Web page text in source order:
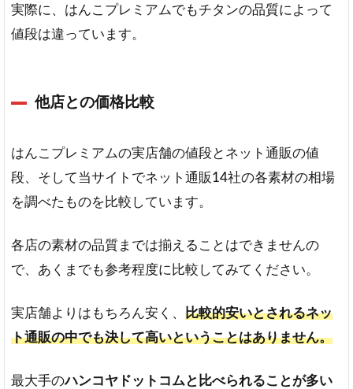
実際に、はんこプレミアムでもチタンの品質によって
値段は違っています。
他店との価格比較
はんこプレミアムの実店舗の値段とネット通販の値
段、そして当サイトでネット通販14社の各素材の相場
を調べたものを比較しています。
各店の素材の品質までは揃えることはできませんの
で、あくまでも参考程度に比較してみてください。
実店舗よりはもちろん安く、 比較的安いとされるネッ
ト通販の中でも決して高いということはありません。
最大手のハンコヤドットコムと比べられることが多い